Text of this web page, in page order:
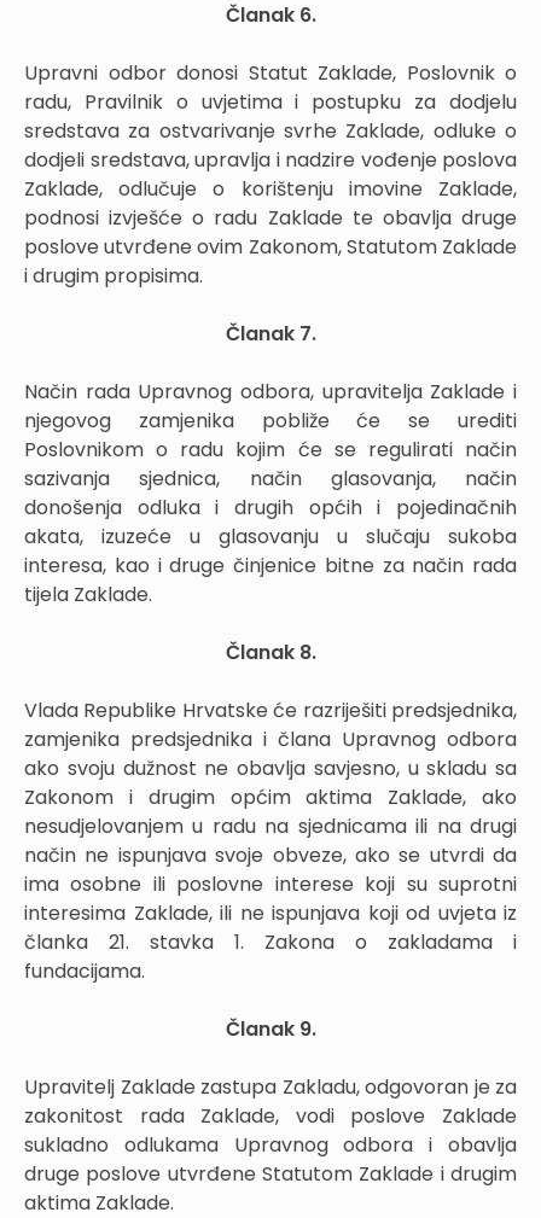
Članak 6.
Upravni odbor donosi Statut Zaklade, Poslovnik o
radu, Pravilnik o uvjetima i postupku za dodjelu
sredstava za ostvarivanje svrhe Zaklade, odluke o
dodjeli sredstava, upravlja i nadzire vođenje poslova
Zaklade, odlučuje o korištenju imovine Zaklade,
podnosi izvješće o radu Zaklade te obavlja druge
poslove utvrđene ovim Zakonom, Statutom Zaklade
i drugim propisima.
Članak 7.
Način rada Upravnog odbora, upravitelja Zaklade i
njegovog zamjenika pobliže će se urediti
Poslovnikom o radu kojim će se regulirati način
sazivanja sjednica, način glasovanja, način
donošenja odluka i drugih općih i pojedinačnih
akata, izuzeće u glasovanju u slučaju sukoba
interesa, kao i druge činjenice bitne za način rada
tijela Zaklade.
Članak 8.
Vlada Republike Hrvatske će razriješiti predsjednika,
zamjenika predsjednika i člana Upravnog odbora
ako svoju dužnost ne obavlja savjesno, u skladu sa
Zakonom i drugim općim aktima Zaklade, ako
nesudjelovanjem u radu na sjednicama ili na drugi
način ne ispunjava svoje obveze, ako se utvrdi da
ima osobne ili poslovne interese koji su suprotni
interesima Zaklade, ili ne ispunjava koji od uvjeta iz
članka 21. stavka 1. Zakona o zakladama i
fundacijama.
Članak 9.
Upravitelj Zaklade zastupa Zakladu, odgovoran je za
zakonitost rada Zaklade, vodi poslove Zaklade
sukladno odlukama Upravnog odbora i obavlja
druge poslove utvrđene Statutom Zaklade i drugim
aktima Zaklade.